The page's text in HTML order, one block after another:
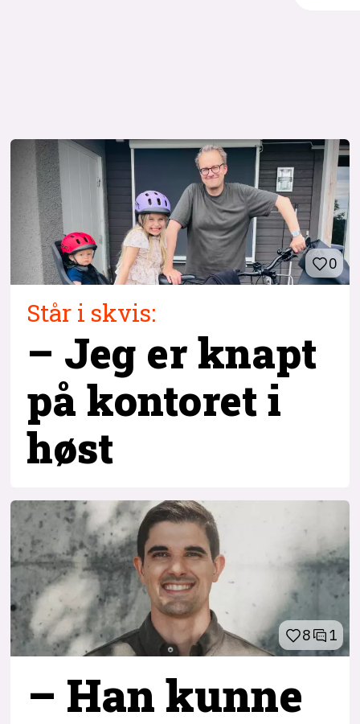
0
Står i skvis:
– Jeg er knapt
på kontoret i
høst
8 1
– Han kunne